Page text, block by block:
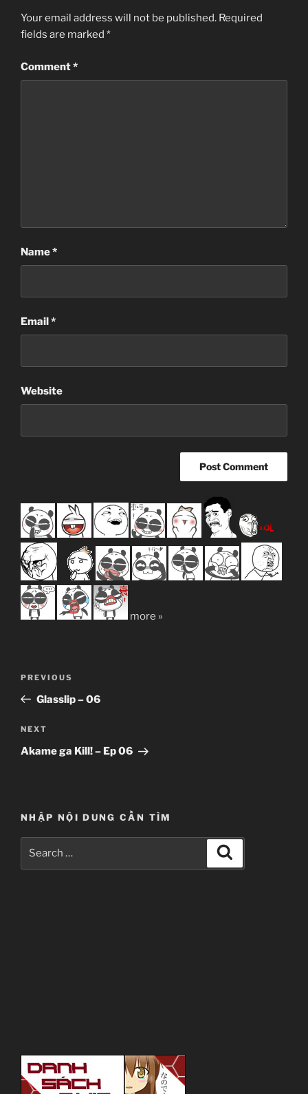
Your email address will not be published. Required
fields are marked *
Comment*
Name*
Email*
Website
more »
Previous
Post
PREVIOUS
Glasslip – 06
Next
Post
NEXT
Akame ga Kill! – Ep 06
NHẬP NỘI DUNG CẦN TÌM